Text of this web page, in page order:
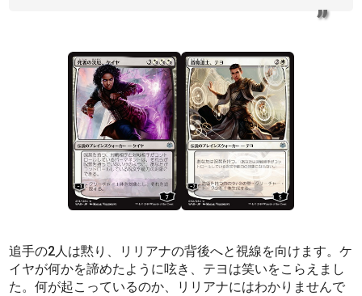
追手の2人は黙り、リリアナの背後へと視線を向けます。ケ
イヤが何かを諦めたように呟き、テヨは笑いをこらえまし
た。何が起こっているのか、リリアナにはわかりませんで